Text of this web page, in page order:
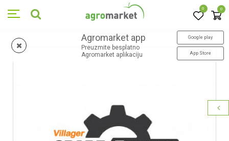
0 0
Agromarket app
Preuzmite besplatno
Agromarket aplikaciju
Google play
App Store